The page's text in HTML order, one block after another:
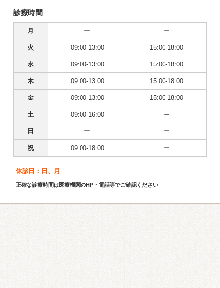
診療時間
月 ー ー
火 09:00-13:00 15:00-18:00
水 09:00-13:00 15:00-18:00
木 09:00-13:00 15:00-18:00
金 09:00-13:00 15:00-18:00
土 09:00-16:00 ー
日 ー ー
祝 09:00-18:00 ー
休診日：日、月
正確な診療時間は医療機関のHP・電話等でご確認ください